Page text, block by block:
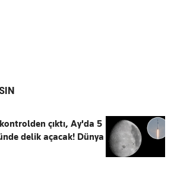
çıktı, Ay'da 5
delik açacak! Dünya